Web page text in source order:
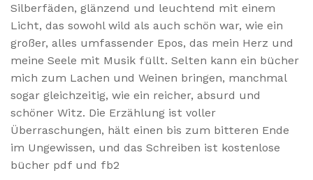
Silberfäden, glänzend und leuchtend mit einem
Licht, das sowohl wild als auch schön war, wie ein
großer, alles umfassender Epos, das mein Herz und
meine Seele mit Musik füllt. Selten kann ein bücher
mich zum Lachen und Weinen bringen, manchmal
sogar gleichzeitig, wie ein reicher, absurd und
schöner Witz. Die Erzählung ist voller
Überraschungen, hält einen bis zum bitteren Ende
im Ungewissen, und das Schreiben ist kostenlose
bücher pdf und fb2